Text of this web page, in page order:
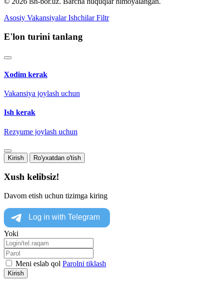
Asosiy Vakansiyalar Ishchilar Filtr
E'lon turini tanlang
Xodim kerak
Vakansiya joylash uchun
Ish kerak
Rezyume joylash uchun
Kirish Ro'yxatdan o'tish
Xush kelibsiz!
Davom etish uchun tizimga kiring
Yoki
Meni eslab qol Parolni tiklash
Kirish